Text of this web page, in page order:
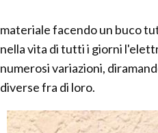
materiale facendo un buco
nella vita di tutti i giorni
numerosi variazioni,
diverse fra di loro.